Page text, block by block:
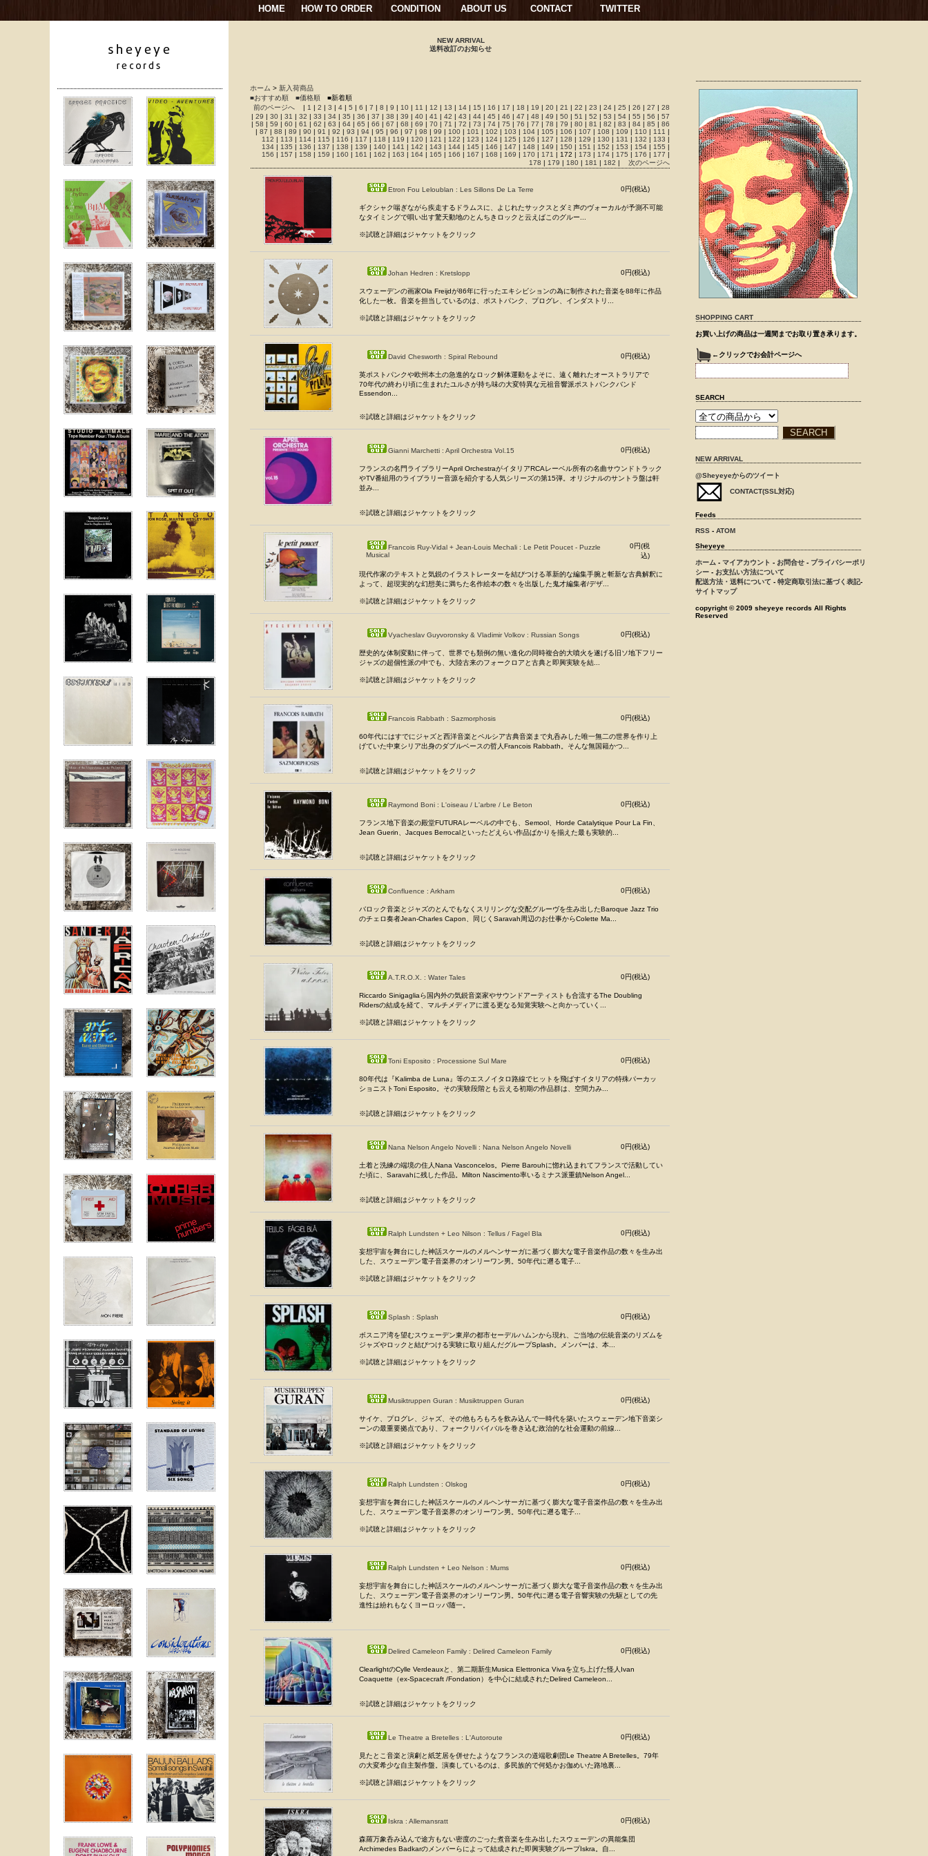
HOME HOW TO ORDER CONDITION ABOUT US CONTACT TWITTER
NEW ARRIVAL
送料改訂のお知らせ
ホーム > 新入荷商品
■おすすめ順
■価格順
■新着順
前のページへ | 1 | 2 | 3 | 4 | 5 | 6 | 7 | 8 | 9 | 10 | 11 | 12 | 13 | 14 | 15 | 16 | 17 | 18 | 19 | 20 | 21 | 22 | 23 | 24 | 25 | 26 | 27 | 28
| 29 | 30 | 31 | 32 | 33 | 34 | 35 | 36 | 37 | 38 | 39 | 40 | 41 | 42 | 43 | 44 | 45 | 46 | 47 | 48 | 49 | 50 | 51 | 52 | 53 | 54 | 55 | 56 | 57
| 58 | 59 | 60 | 61 | 62 | 63 | 64 | 65 | 66 | 67 | 68 | 69 | 70 | 71 | 72 | 73 | 74 | 75 | 76 | 77 | 78 | 79 | 80 | 81 | 82 | 83 | 84 | 85 | 86
| 87 | 88 | 89 | 90 | 91 | 92 | 93 | 94 | 95 | 96 | 97 | 98 | 99 | 100 | 101 | 102 | 103 | 104 | 105 | 106 | 107 | 108 | 109 | 110 | 111 |
112 | 113 | 114 | 115 | 116 | 117 | 118 | 119 | 120 | 121 | 122 | 123 | 124 | 125 | 126 | 127 | 128 | 129 | 130 | 131 | 132 | 133 |
134 | 135 | 136 | 137 | 138 | 139 | 140 | 141 | 142 | 143 | 144 | 145 | 146 | 147 | 148 | 149 | 150 | 151 | 152 | 153 | 154 | 155 |
156 | 157 | 158 | 159 | 160 | 161 | 162 | 163 | 164 | 165 | 166 | 167 | 168 | 169 | 170 | 171 | 172 | 173 | 174 | 175 | 176 | 177 |
178 | 179 | 180 | 181 | 182 | 次のページへ
Etron Fou Leloublan : Les Sillons De La Terre 0円(税込)
ギクシャク喘ぎながら疾走するドラムスに、よじれたサックスとダミ声のヴォーカルが予測不可能
なタイミングで唄い出す驚天動地のとんちきロックと云えばこのグルー...
※試聴と詳細はジャケットをクリック
Johan Hedren : Kretslopp 0円(税込)
スウェーデンの画家Ola Freijdが86年に行ったエキシビションの為に制作された音楽を88年に作品
化した一枚。音楽を担当しているのは、ポストパンク、プログレ、インダストリ...
※試聴と詳細はジャケットをクリック
David Chesworth : Spiral Rebound 0円(税込)
英ポストパンクや欧州本土の急進的なロック解体運動をよそに、遠く離れたオーストラリアで
70年代の終わり頃に生まれたユルさが持ち味の大変特異な元祖音響派ポストパンクバンド
Essendon...
※試聴と詳細はジャケットをクリック
Gianni Marchetti : April Orchestra Vol.15 0円(税込)
フランスの名門ライブラリーApril OrchestraがイタリアRCAレーベル所有の名曲サウンドトラック
やTV番組用のライブラリー音源を紹介する人気シリーズの第15弾。オリジナルのサントラ盤は軒
並み...
※試聴と詳細はジャケットをクリック
Francois Ruy-Vidal + Jean-Louis Mechali : Le Petit Poucet - Puzzle
Musical
0円(税
込)
現代作家のテキストと気鋭のイラストレーターを結びつける革新的な編集手腕と斬新な古典解釈に
よって、超現実的な幻想美に満ちた名作絵本の数々を出版した鬼才編集者/デザ...
※試聴と詳細はジャケットをクリック
Vyacheslav Guyvoronsky & Vladimir Volkov : Russian Songs 0円(税込)
歴史的な体制変動に伴って、世界でも類例の無い進化の同時複合的大噴火を遂げる旧ソ地下フリー
ジャズの超個性派の中でも、大陸古来のフォークロアと古典と即興実験を結...
※試聴と詳細はジャケットをクリック
Francois Rabbath : Sazmorphosis 0円(税込)
60年代にはすでにジャズと西洋音楽とペルシア古典音楽まで丸呑みした唯一無二の世界を作り上
げていた中東シリア出身のダブルベースの哲人Francois Rabbath。そんな無国籍かつ...
※試聴と詳細はジャケットをクリック
Raymond Boni : L'oiseau / L'arbre / Le Beton 0円(税込)
フランス地下音楽の殿堂FUTURAレーベルの中でも、Semool、Horde Catalytique Pour La Fin、
Jean Guerin、Jacques Berrocalといったどえらい作品ばかりを揃えた最も実験的...
※試聴と詳細はジャケットをクリック
Confluence : Arkham 0円(税込)
バロック音楽とジャズのとんでもなくスリリングな交配グルーヴを生み出したBaroque Jazz Trio
のチェロ奏者Jean-Charles Capon、同じくSaravah周辺のお仕事からColette Ma...
※試聴と詳細はジャケットをクリック
A.T.R.O.X. : Water Tales 0円(税込)
Riccardo Sinigagliaら国内外の気鋭音楽家やサウンドアーティストも合流するThe Doubling
Ridersの結成を経て、マルチメディアに渡る更なる知覚実験へと向かっていく...
※試聴と詳細はジャケットをクリック
Toni Esposito : Processione Sul Mare 0円(税込)
80年代は『Kalimba de Luna』等のエスノイタロ路線でヒットを飛ばすイタリアの特殊パーカッ
ショニストToni Esposito。その実験段階とも云える初期の作品群は、空間力み...
※試聴と詳細はジャケットをクリック
Nana Nelson Angelo Novelli : Nana Nelson Angelo Novelli 0円(税込)
土着と洗練の端境の住人Nana Vasconcelos。Pierre Barouhに惚れ込まれてフランスで活動してい
た頃に、Saravahに残した作品。Milton Nascimento率いるミナス派重鎮Nelson Angel...
※試聴と詳細はジャケットをクリック
Ralph Lundsten + Leo Nilson : Tellus / Fagel Bla 0円(税込)
妄想宇宙を舞台にした神話スケールのメルヘンサーガに基づく膨大な電子音楽作品の数々を生み出
した、スウェーデン電子音楽界のオンリーワン男。50年代に遡る電子...
※試聴と詳細はジャケットをクリック
Splash : Splash 0円(税込)
ボスニア湾を望むスウェーデン東岸の都市セーデルハムンから現れ、ご当地の伝統音楽のリズムを
ジャズやロックと結びつける実験に取り組んだグループSplash。メンバーは、本...
※試聴と詳細はジャケットをクリック
Musiktruppen Guran : Musiktruppen Guran 0円(税込)
サイケ、プログレ、ジャズ、その他もろもろを飲み込んで一時代を築いたスウェーデン地下音楽シ
ーンの最重要拠点であり、フォークリバイバルを巻き込む政治的な社会運動の前線...
※試聴と詳細はジャケットをクリック
Ralph Lundsten : Olskog 0円(税込)
妄想宇宙を舞台にした神話スケールのメルヘンサーガに基づく膨大な電子音楽作品の数々を生み出
した、スウェーデン電子音楽界のオンリーワン男。50年代に遡る電子...
※試聴と詳細はジャケットをクリック
Ralph Lundsten + Leo Nelson : Mums 0円(税込)
妄想宇宙を舞台にした神話スケールのメルヘンサーガに基づく膨大な電子音楽作品の数々を生み出
した、スウェーデン電子音楽界のオンリーワン男。50年代に遡る電子音響実験の先駆としての先
進性は紛れもなくヨーロッパ随一。
Delired Cameleon Family : Delired Cameleon Family 0円(税込)
ClearlightのCylle Verdeauxと、第二期新生Musica Elettronica Vivaを立ち上げた怪人Ivan
Coaquette（ex-Spacecraft /Fondation）を中心に結成されたDelired Cameleon...
※試聴と詳細はジャケットをクリック
Le Theatre a Bretelles : L'Autoroute 0円(税込)
見たとこ音楽と演劇と紙芝居を併せたようなフランスの道端歌劇団Le Theatre A Bretelles。79年
の大変希少な自主製作盤。演奏しているのは、多民族的で何処かお伽めいた路地裏...
※試聴と詳細はジャケットをクリック
Iskra : Allemansratt 0円(税込)
森羅万象呑み込んで途方もない密度のごった煮音楽を生み出したスウェーデンの異能集団
Archimedes Badkarのメンバーらによって結成された即興実験グループIskra。自...
SHOPPING CART
お買い上げの商品は一週間までお取り置き承ります。
←クリックでお会計ページへ
SEARCH
NEW ARRIVAL
@Sheyeyeからのツイート
CONTACT(SSL対応)
Feeds
RSS - ATOM
Sheyeye
ホーム - マイアカウント - お問合せ - プライバシーポリ
シー - お支払い方法について
配送方法・送料について - 特定商取引法に基づく表記-
サイトマップ
copyright © 2009 sheyeye records All Rights
Reserved